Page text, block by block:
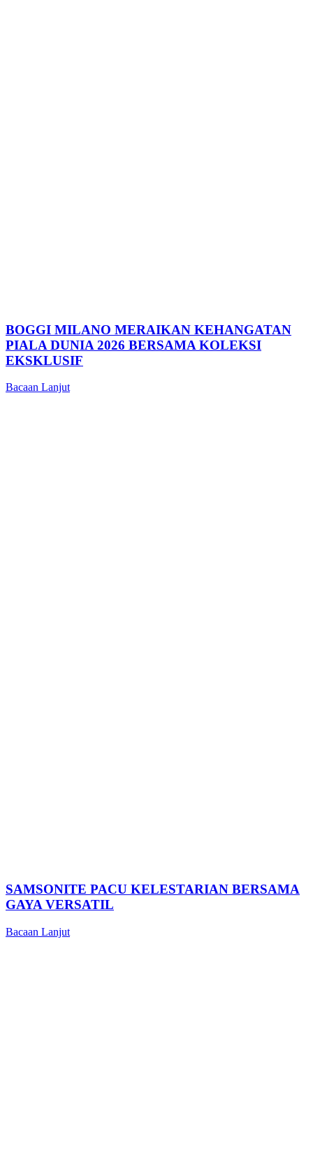
BOGGI MILANO MERAIKAN KEHANGATAN
PIALA DUNIA 2026 BERSAMA KOLEKSI
EKSKLUSIF
Bacaan Lanjut
SAMSONITE PACU KELESTARIAN BERSAMA
GAYA VERSATIL
Bacaan Lanjut